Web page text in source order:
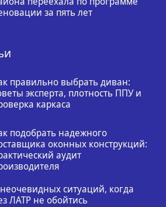
за пять лет
правильно выбрать диван:
эксперта, плотность ППУ и
каркаса
подобрать надежного
оконных конструкций:
аудит
ситуаций, когда
ЛАТР не обойтись